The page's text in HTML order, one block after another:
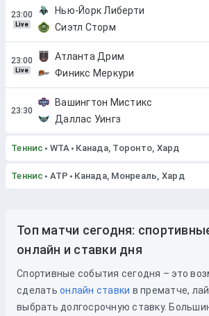
Live
Нью-Йорк Либерти
Сиэтл Сторм
Live
Атланта Дрим
Финикс Меркури
Вашингтон Мистикс
Даллас Уингз
Теннис WTA Канада, Торонто, Хард
Теннис ATP Канада, Монреаль, Хард
Топ матчи сегодня:
онлайн и ставки дня
Спортивные события сегодня – это
сделать онлайн ставки в прематче,
выбрать долгосрочную ставку.